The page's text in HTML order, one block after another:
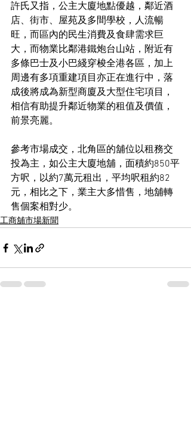
許氏又指，公主大廈地點優越，鄰近酒
店、街市、屋苑及多間學校，人流暢
旺，而區內的民生消費及食肆需求巨
大，而物業比鄰港鐵炮台山站，附近有
多條巴士及小巴綫穿梭全港各區，加上
周邊有多項重建項目亦正在進行中，落
成後將成為新型商廈及大型住宅項目，
相信有助提升鄰近物業的租值及價值，
前景亮麗。
參考市場成交，北角區的舖位以租務交
投為主，如公主大廈地舖，面積約850平
方呎，以約7萬元租出，平均呎租約82
元，相比之下，業主大多惜售，地舖轉
售個案相對少。
工商舖市場新聞